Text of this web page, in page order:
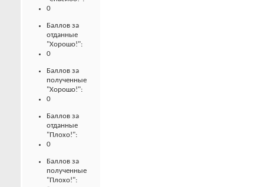
0
Баллов за
отданные
"Хорошо!":
0
Баллов за
полученные
"Хорошо!":
0
Баллов за
отданные
"Плохо!":
0
Баллов за
полученные
"Плохо!":